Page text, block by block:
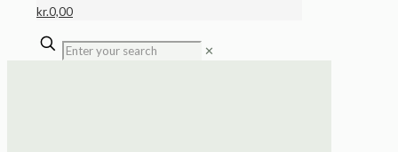
kr.0,00
✕